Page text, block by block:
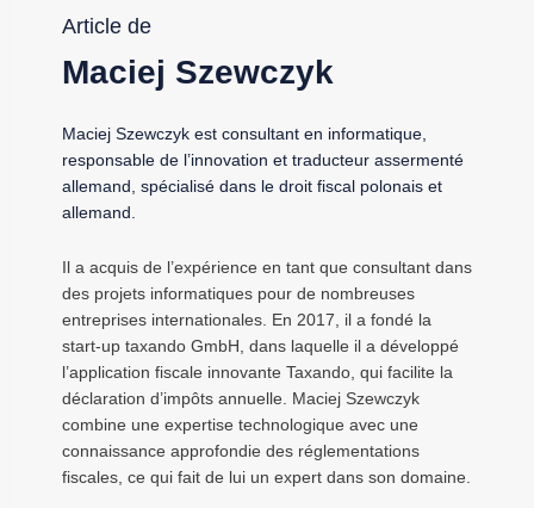
Article de
Maciej Szewczyk
Maciej Szewczyk est consultant en informatique,
responsable de l’innovation et traducteur assermenté
allemand, spécialisé dans le droit fiscal polonais et
allemand.
Il a acquis de l’expérience en tant que consultant dans
des projets informatiques pour de nombreuses
entreprises internationales. En 2017, il a fondé la
start-up taxando GmbH, dans laquelle il a développé
l’application fiscale innovante Taxando, qui facilite la
déclaration d’impôts annuelle. Maciej Szewczyk
combine une expertise technologique avec une
connaissance approfondie des réglementations
fiscales, ce qui fait de lui un expert dans son domaine.